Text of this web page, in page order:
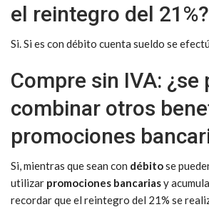
el reintegro del 21%?
Si. Si es con débito cuenta sueldo se
Compre sin IVA: ¿se
combinar otros
promociones
Si, mientras que sean con débitose
utilizar promociones bancariasy
recordar que el reintegro del 21% se